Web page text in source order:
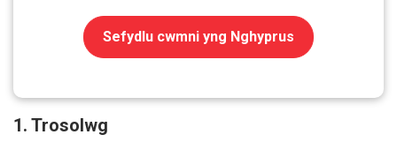
Sefydlu cwmni yng Nghyprus
1. Trosolwg